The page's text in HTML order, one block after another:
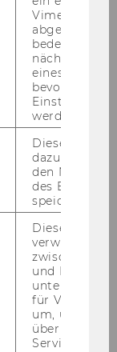
Vimeo-Video
abgespielt
bedeutet,
nächsten
eines Vimeo-
bevorzugten
werden.
Dieser
dazu
den
des
speichern.
Dieses
verwendet,
zwischen
und Bots zu
für Vimeo
um, um
über die
Service zu